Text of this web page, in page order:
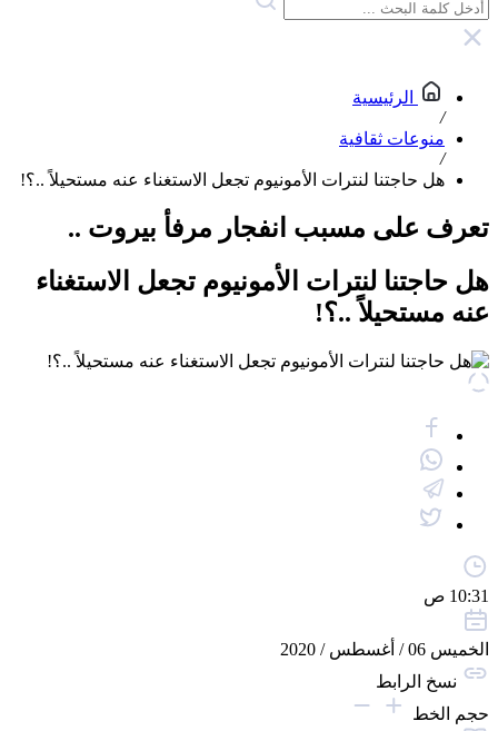
الرئيسية
/
منوعات ثقافية
/
هل حاجتنا لنترات الأمونيوم تجعل الاستغناء عنه مستحيلاً ..؟!
تعرف على مسبب انفجار مرفأ بيروت ..
هل حاجتنا لنترات الأمونيوم تجعل الاستغناء
عنه مستحيلاً ..؟!
10:31 ص
الخميس 06 / أغسطس / 2020
نسخ الرابط
حجم الخط